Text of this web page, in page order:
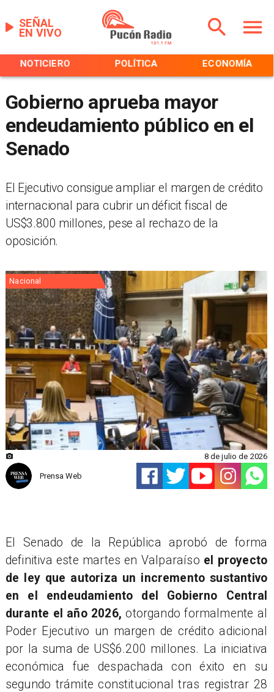
EN VIVO
SEÑAL
NOTICIERO POLÍTICA ECONOMÍA
Gobierno aprueba mayor
endeudamiento público en el
Senado
El Ejecutivo consigue ampliar el margen de crédito
internacional para cubrir un déficit fiscal de
US$3.800 millones, pese al rechazo de la
oposición.
Nacional
Prensa Web
8 de julio de 2026
El Senado de la República aprobó de forma
definitiva este martes en Valparaíso el proyecto
de ley que autoriza un incremento sustantivo
en el endeudamiento del Gobierno Central
durante el año 2026, otorgando formalmente al
Poder Ejecutivo un margen de crédito adicional
por la suma de US$6.200 millones. La iniciativa
económica fue despachada con éxito en su
segundo trámite constitucional tras registrar 28